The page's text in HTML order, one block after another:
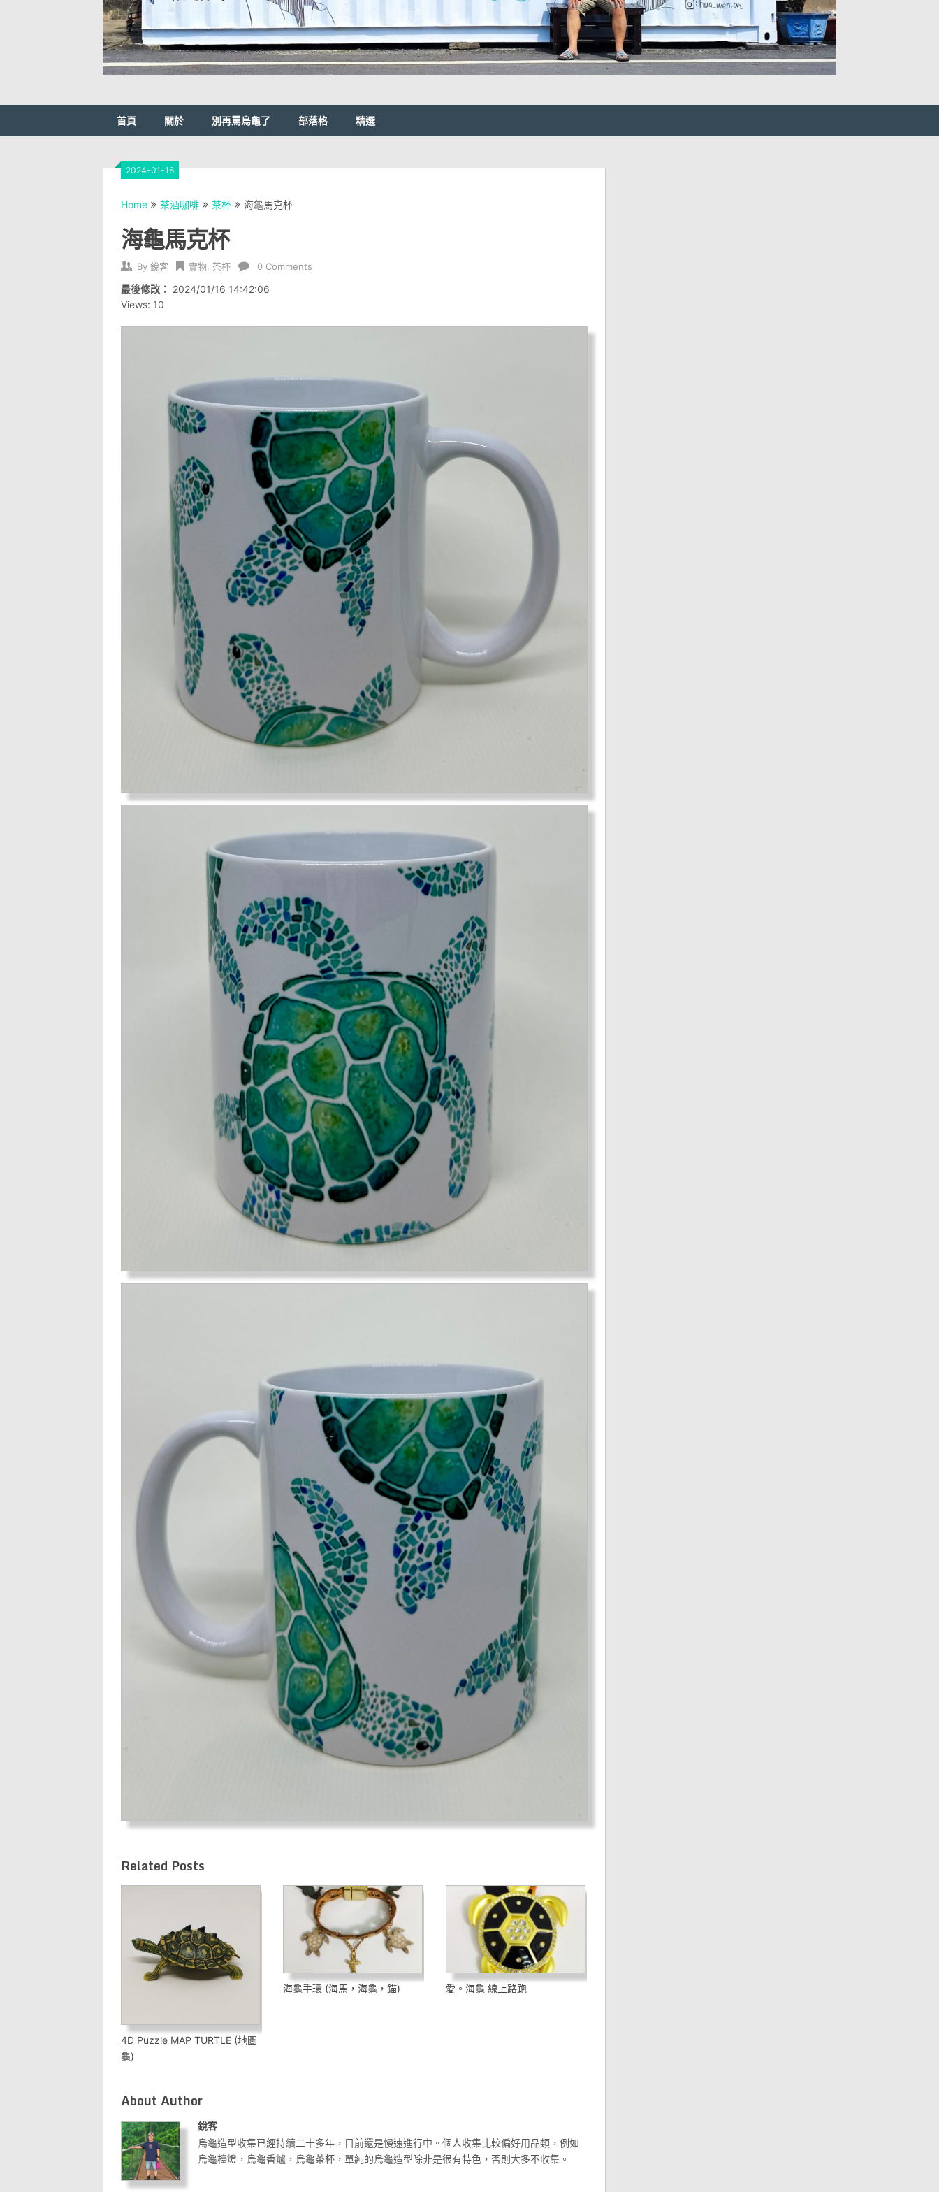
首頁 關於 別再罵烏龜了 部落格 精選
2024-01-16
Home 茶酒咖啡 茶杯 海龜馬克杯
海龜馬克杯
By 銳客 實物 茶杯 0 Comments
最後修改： 2024/01/16 14:42:06
Views: 10
Related Posts
4D Puzzle MAP TURTLE (地圖
龜)
海龜手環 (海馬，海龜，錨) 愛。海龜 線上路跑
About Author
銳客
烏龜造型收集已經持續二十多年，目前還是慢速進行中。個人收集比較偏好用品類，例如
烏龜檯燈，烏龜香爐，烏龜茶杯，單純的烏龜造型除非是很有特色，否則大多不收集。